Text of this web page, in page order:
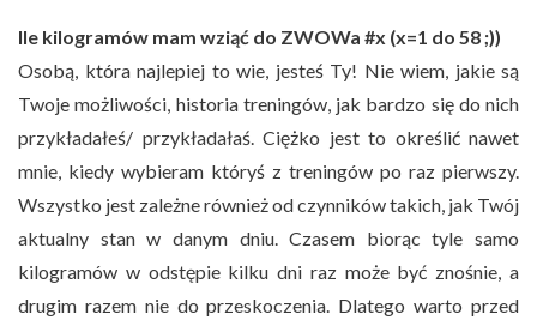
Ile kilogramów mam wziąć do ZWOWa #x (x=1 do 58 ;))
Osobą, która najlepiej to wie, jesteś Ty! Nie wiem, jakie są
Twoje możliwości, historia treningów, jak bardzo się do nich
przykładałeś/ przykładałaś. Ciężko jest to określić nawet
mnie, kiedy wybieram któryś z treningów po raz pierwszy.
Wszystko jest zależne również od czynników takich, jak Twój
aktualny stan w danym dniu. Czasem biorąc tyle samo
kilogramów w odstępie kilku dni raz może być znośnie, a
drugim razem nie do przeskoczenia. Dlatego warto przed